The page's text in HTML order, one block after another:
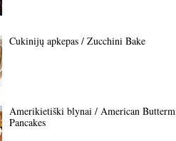
Cukinijų apkepas / Zucchini Bake
Amerikietiški blynai / American
Pancakes